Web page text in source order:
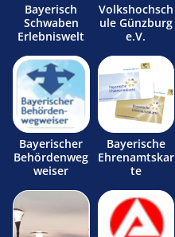
Bayerisch
Schwaben
Erlebniswelt
Volkshochsch
ule Günzburg
e.V.
Bayerischer
Behördenweg
weiser
Bayerische
Ehrenamtskar
te